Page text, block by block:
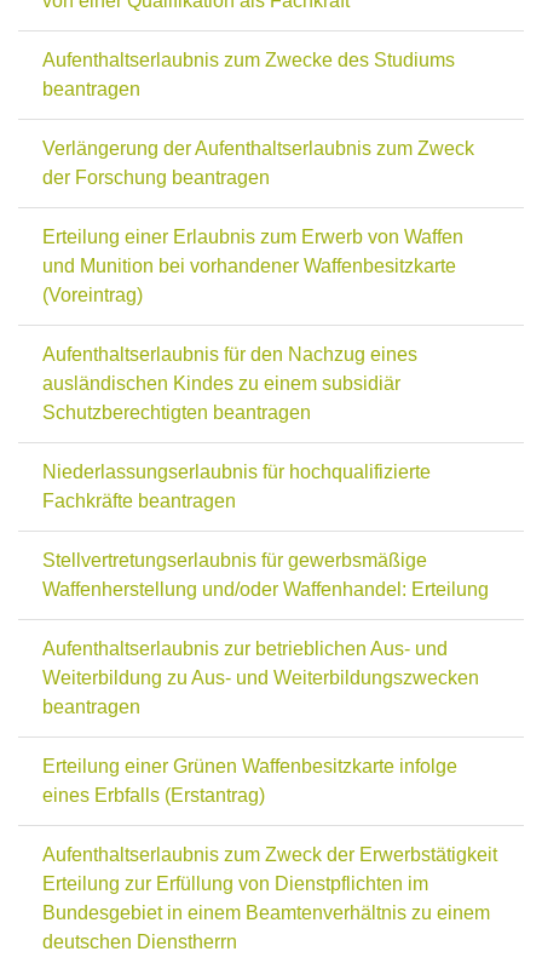
Aufenthaltserlaubnis zum Zwecke des Studiums
beantragen
Verlängerung der Aufenthaltserlaubnis zum Zweck
der Forschung beantragen
Erteilung einer Erlaubnis zum Erwerb von Waffen
und Munition bei vorhandener Waffenbesitzkarte
(Voreintrag)
Aufenthaltserlaubnis für den Nachzug eines
ausländischen Kindes zu einem subsidiär
Schutzberechtigten beantragen
Niederlassungserlaubnis für hochqualifizierte
Fachkräfte beantragen
Stellvertretungserlaubnis für gewerbsmäßige
Waffenherstellung und/oder Waffenhandel: Erteilung
Aufenthaltserlaubnis zur betrieblichen Aus- und
Weiterbildung zu Aus- und Weiterbildungszwecken
beantragen
Erteilung einer Grünen Waffenbesitzkarte infolge
eines Erbfalls (Erstantrag)
Aufenthaltserlaubnis zum Zweck der Erwerbstätigkeit
Erteilung zur Erfüllung von Dienstpflichten im
Bundesgebiet in einem Beamtenverhältnis zu einem
deutschen Dienstherrn